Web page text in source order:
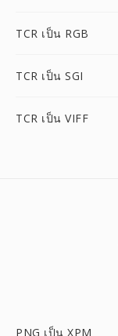
TCR เป็น RGB
TCR เป็น SGI
TCR เป็น VIFF
PNG เป็น XPM